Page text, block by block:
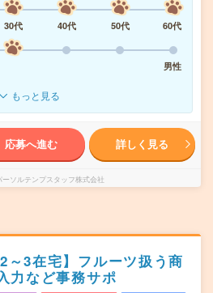
30代 40代 50代
60代
男性
もっと見る
応募へ進む 詳しく見る
ーソルテンプスタッフ株式会社
～3在宅】フルーツ扱う商
力など事務サポ